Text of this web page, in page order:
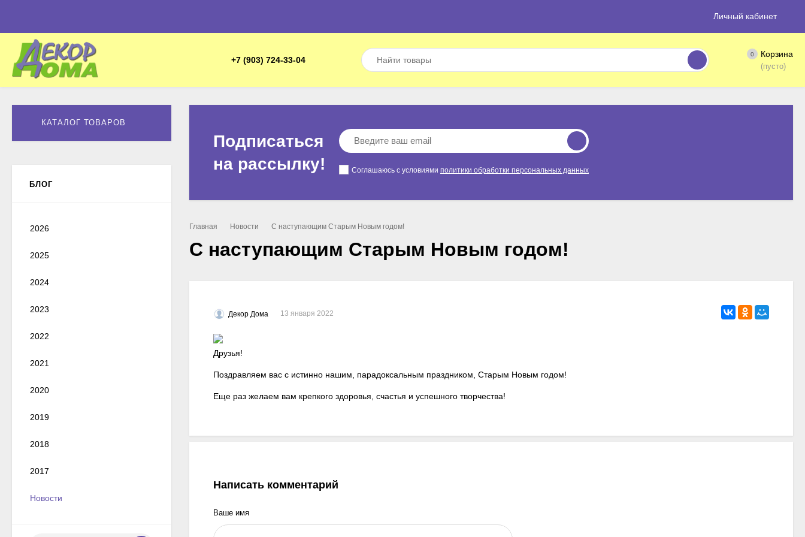
Личный кабинет
+7 (903) 724-33-04
0 Корзина
(пусто)
Подписаться
на рассылкy!
Соглашаюсь с условиями политики обработки персональных данных
Главная Новости С наступающим Старым Новым годом!
С наступающим Старым Новым годом!
Декор Дома 13 января 2022
Друзья!
Поздравляем вас с истинно нашим, парадоксальным праздником, Старым Новым годом!
Еще раз желаем вам крепкого здоровья, счастья и успешного творчества!
Написать комментарий
Ваше имя
КАТАЛОГ ТОВАРОВ
БЛОГ
2026
2025
2024
2023
2022
2021
2020
2019
2018
2017
Новости